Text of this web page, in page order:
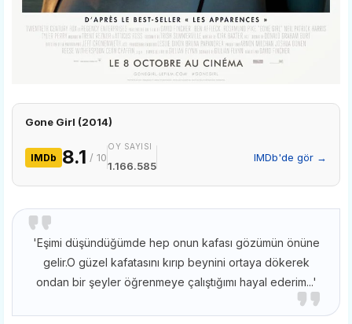
Gone Girl (2014)
IMDb 8.1 / 10
OY SAYISI
1.166.585
IMDb'de gör →
'Eşimi düşündüğümde hep onun kafası gözümün önüne
gelir.O güzel kafatasını kırıp beynini ortaya dökerek
ondan bir şeyler öğrenmeye çalıştığımı hayal ederim...'